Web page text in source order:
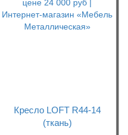
Кресло LOFT R44-14
(ткань)